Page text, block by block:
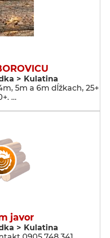
> Kulatina
5m a 6m dĺžkach, 25+
…
javor
> Kulatina